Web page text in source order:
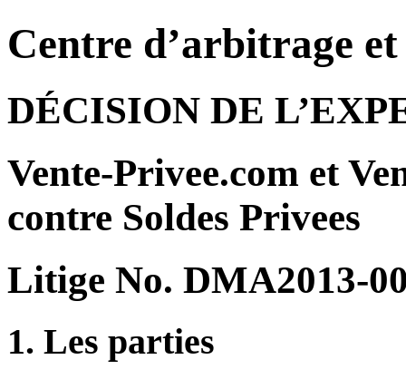
Centre d’arbitrage
DÉCISION DE
Vente-Privee.com et
contre Soldes Privees
Litige No. DMA2013-
1. Les parties